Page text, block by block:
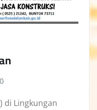
0
di Lingkungan